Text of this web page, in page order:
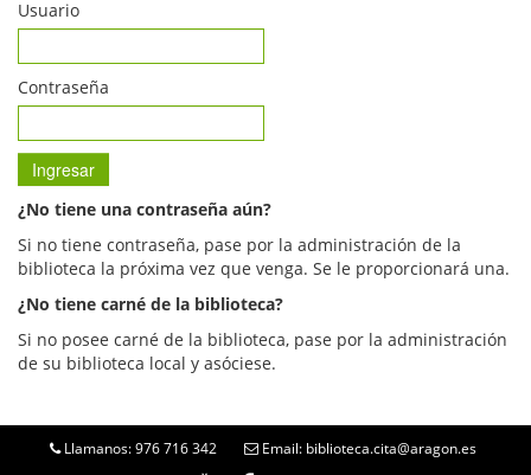
Usuario
Contraseña
¿No tiene una contraseña aún?
Si no tiene contraseña, pase por la administración de la
biblioteca la próxima vez que venga. Se le proporcionará una.
¿No tiene carné de la biblioteca?
Si no posee carné de la biblioteca, pase por la administración
de su biblioteca local y asóciese.
Llamanos: 976 716 342 Email: biblioteca.cita@aragon.es